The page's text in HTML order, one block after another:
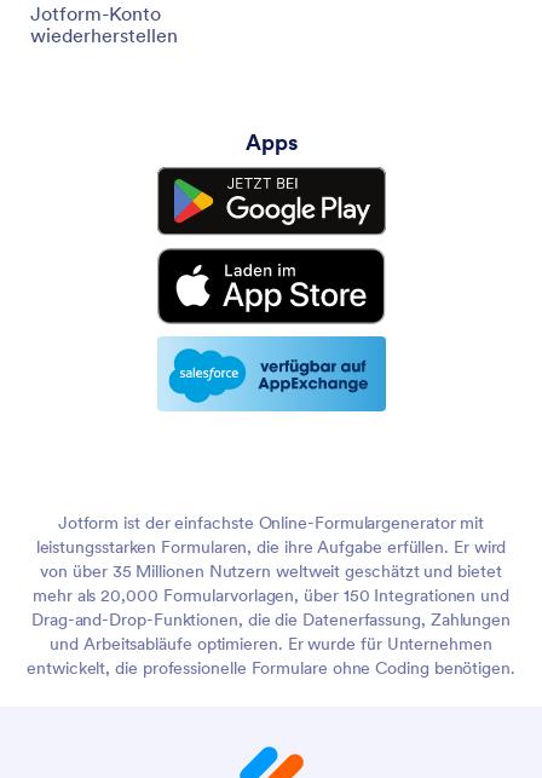
Jotform-Konto
wiederherstellen
Apps
Jotform ist der einfachste Online-Formulargenerator mit
leistungsstarken Formularen, die ihre Aufgabe erfüllen. Er wird
von über 35 Millionen Nutzern weltweit geschätzt und bietet
mehr als 20,000 Formularvorlagen, über 150 Integrationen und
Drag-and-Drop-Funktionen, die die Datenerfassung, Zahlungen
und Arbeitsabläufe optimieren. Er wurde für Unternehmen
entwickelt, die professionelle Formulare ohne Coding benötigen.